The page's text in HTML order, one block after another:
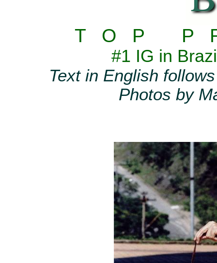
T O P P
#1 IG in
Text in English
Photos by